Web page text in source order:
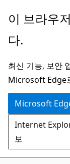
주
콘
츠
로
건
너
뛰
기
이 브라우
다.
최신 기능, 보안
Microsoft Edge
Microsoft
Internet
보